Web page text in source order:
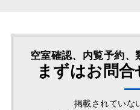
空室確認、内覧予約、
まずはお問合
掲載されていな